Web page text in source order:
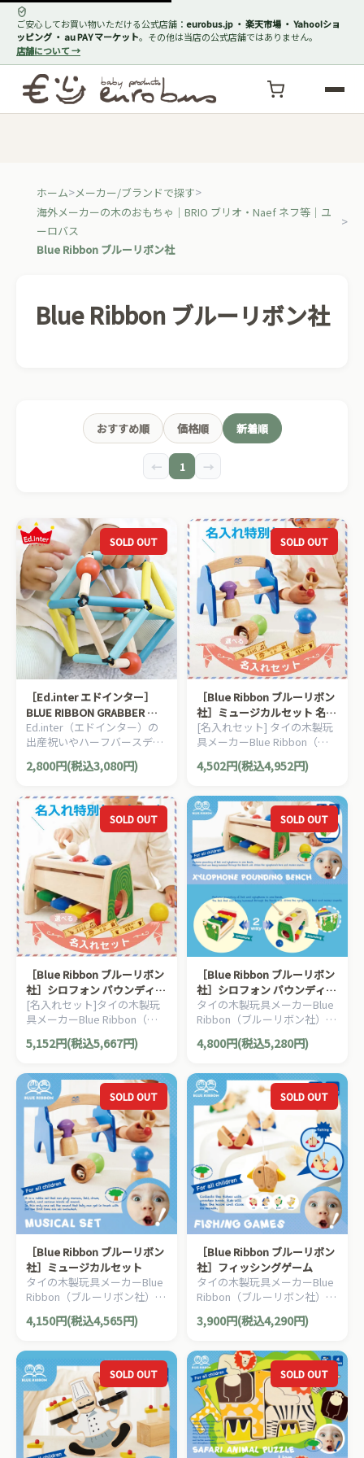
ご安心してお買い物いただける公式店舗： eurobus.jp ・ 楽天市場 ・ Yahoo!ショ
ッピング ・ au PAY マーケット。その他は当店の公式店舗ではありません。
店舗について →
ホーム メーカー/ブランドで探す
海外メーカーの木のおもちゃ｜BRIO ブリオ・Naef ネフ等｜ユ
ーロバス
Blue Ribbon ブルーリボン社
Blue Ribbon ブルーリボン社
おすすめ順 価格順 新着順
← 1 →
SOLD OUT
［Ed.inter エドインター］
BLUE RIBBON GRABBER グ
ラバー
Ed.inter（エドインター）の
出産祝いやハーフバースデ
イ、男の子、女の子の誕生
日、クリスマスプレゼントに
形する、ベビーのための木の
おもちゃです 。
2,800円(税込3,080円)
SOLD OUT
［Blue Ribbon ブルーリボン
社］ミュージカルセット 名入
れセット
[名入れセット] タイの木製玩
具メーカーBlue Ribbon（ブ
ルーリボン社）の4つの音が
楽しめるパーカッションセッ
ても使用できます。
4,502円(税込4,952円)
SOLD OUT
［Blue Ribbon ブルーリボン
社］シロフォン パウンディン
グベンチ 名入れセット
[名入れセット]タイの木製玩
具メーカーBlue Ribbon（ブ
ルーリボン社）の木琴も楽し
めるトンカチ玉落としです。
5,152円(税込5,667円)
SOLD OUT
［Blue Ribbon ブルーリボン
社］シロフォン パウンディン
グベンチ
タイの木製玩具メーカーBlue
Ribbon（ブルーリボン社）の
木琴も楽しめるトンカチ玉落
としです。
4,800円(税込5,280円)
SOLD OUT
［Blue Ribbon ブルーリボン
社］ミュージカルセット
タイの木製玩具メーカーBlue
Ribbon（ブルーリボン社）の
4つの音が楽しめるパーカッ
ションセット。ラトル（ガラ
す。
4,150円(税込4,565円)
SOLD OUT
［Blue Ribbon ブルーリボン
社］フィッシングゲーム
タイの木製玩具メーカーBlue
Ribbon（ブルーリボン社）の
釣りあげるとお魚の口が閉ま
る新感覚のお魚釣りゲームで
3,900円(税込4,290円)
SOLD OUT SOLD OUT